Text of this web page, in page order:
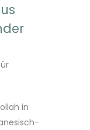
in